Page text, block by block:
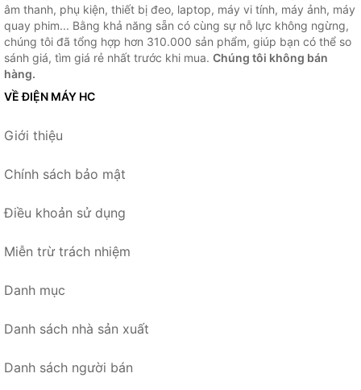
âm thanh, phụ kiện, thiết bị đeo, laptop, máy vi tính, máy ảnh, máy
quay phim... Bằng khả năng sẵn có cùng sự nỗ lực không ngừng,
chúng tôi đã tổng hợp hơn 310.000 sản phẩm, giúp bạn có thể so
sánh giá, tìm giá rẻ nhất trước khi mua. Chúng tôi không bán
hàng.
VỀ ĐIỆN MÁY HC
Giới thiệu
Chính sách bảo mật
Điều khoản sử dụng
Miễn trừ trách nhiệm
Danh mục
Danh sách nhà sản xuất
Danh sách người bán